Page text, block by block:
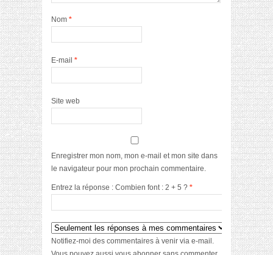
Nom *
E-mail *
Site web
Enregistrer mon nom, mon e-mail et mon site dans
le navigateur pour mon prochain commentaire.
Entrez la réponse : Combien font : 2 + 5 ? *
Notifiez-moi des commentaires à venir via e-mail.